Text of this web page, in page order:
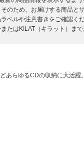
のため、お届けする商品と
ベルや注意書きをご確認く
たはKILAT（キラット）まで
あらゆるCDの収納に大活躍。